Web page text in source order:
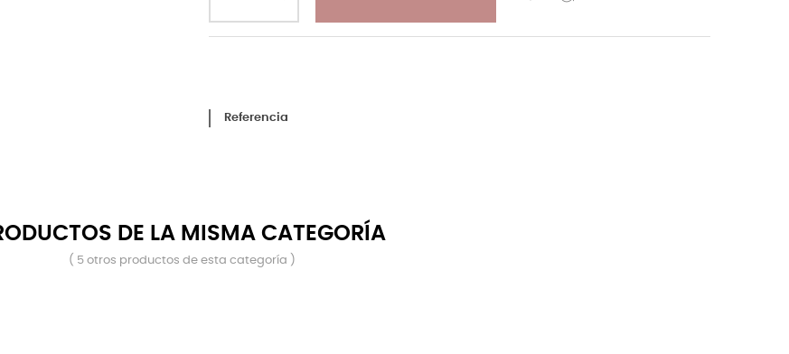
Referencia
DE LA MISMA CATEGORÍA
( 5 otros productos de esta categoría )